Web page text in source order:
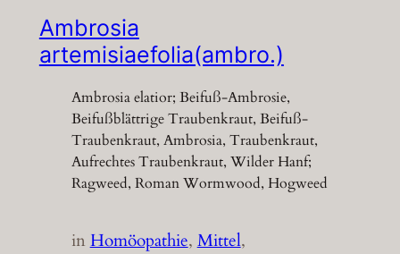
Ambrosia
artemisiaefolia(ambro.)
Ambrosia elatior; Beifuß-Ambrosie,
Beifußblättrige Traubenkraut, Beifuß-
Traubenkraut, Ambrosia, Traubenkraut,
Aufrechtes Traubenkraut, Wilder Hanf;
Ragweed, Roman Wormwood, Hogweed
inHomöopathie, Mittel